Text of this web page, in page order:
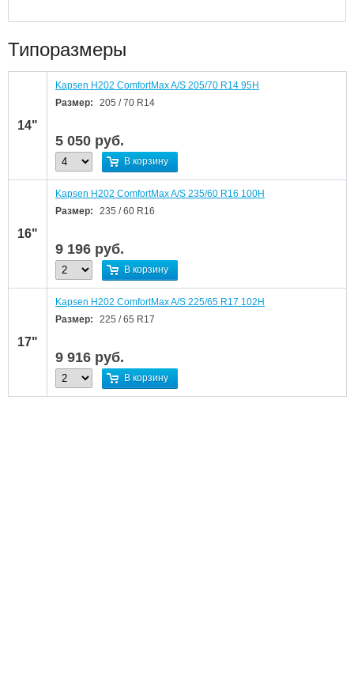
Типоразмеры
14"
Kapsen H202 ComfortMax A/S 205/70 R14 95H
Размер:
205 / 70 R14
5 050 руб.
В корзину
16"
Kapsen H202 ComfortMax A/S 235/60 R16 100H
Размер:
235 / 60 R16
9 196 руб.
В корзину
17"
Kapsen H202 ComfortMax A/S 225/65 R17 102H
Размер:
225 / 65 R17
9 916 руб.
В корзину